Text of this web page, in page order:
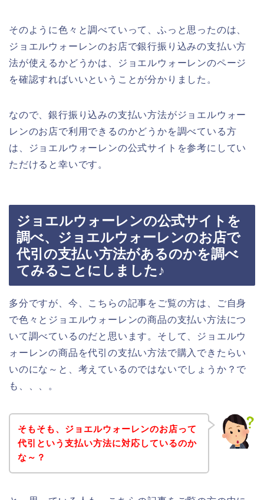
そのように色々と調べていって、ふっと思ったのは、
ジョエルウォーレンのお店で銀行振り込みの支払い方
法が使えるかどうかは、ジョエルウォーレンのページ
を確認すればいいということが分かりました。
なので、銀行振り込みの支払い方法がジョエルウォー
レンのお店で利用できるのかどうかを調べている方
は、ジョエルウォーレンの公式サイトを参考にしてい
ただけると幸いです。
ジョエルウォーレンの公式サイトを
調べ、ジョエルウォーレンのお店で
代引の支払い方法があるのかを調べ
てみることにしました♪
多分ですが、今、こちらの記事をご覧の方は、ご自身
で色々とジョエルウォーレンの商品の支払い方法につ
いて調べているのだと思います。そして、ジョエルウ
ォーレンの商品を代引の支払い方法で購入できたらい
いのにな～と、考えているのではないでしょうか？で
も、、、。
そもそも、ジョエルウォーレンのお店って
代引という支払い方法に対応しているのか
な～？